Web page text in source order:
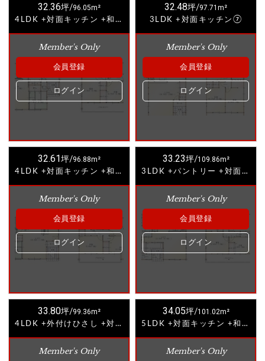
32.36坪/96.05m²
4LDK +対面キッチン +和室①
Member's Only
会員登録
ログイン
32.48坪/97.71m²
3LDK +対面キッチン⑦
Member's Only
会員登録
ログイン
32.61 坪/96.88m²
4LDK +対面キッチン +和室②
Member's Only
会員登録
ログイン
33.23坪/109.86m²
3LDK +パントリー +対面キッチン③
Member's Only
会員登録
ログイン
33.80坪/99.36m²
4LDK +外付けひさし +対面キッチン +和室
Member's Only
34.05坪/101.02m²
5LDK +対面キッチン +和室
Member's Only